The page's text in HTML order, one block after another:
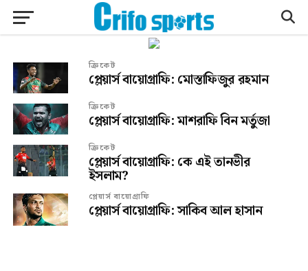
ক্রিকেট
প্লেয়ার্স বায়োগ্রাফি: মোস্তাফিজুর রহমান
ক্রিকেট
প্লেয়ার্স বায়োগ্রাফি: মাশরাফি বিন মর্তুজা
ক্রিকেট
প্লেয়ার্স বায়োগ্রাফি: কে এই তানভীর
ইসলাম?
প্লেয়ার্স বায়োগ্রাফি
প্লেয়ার্স বায়োগ্রাফি: সাকিব আল হাসান